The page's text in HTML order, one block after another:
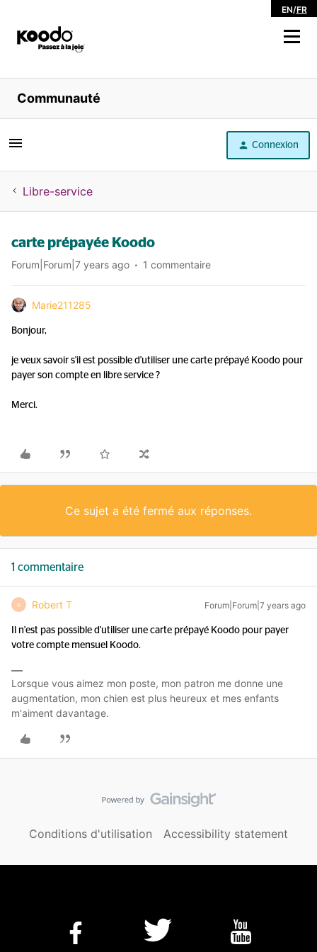
EN/FR
Magasiner
Libre service
Aide
Communauté
Connexion
Libre-service
carte prépayée Koodo
Forum|Forum|7 years ago 1 commentaire
Marie211285
Bonjour,
je veux savoir s'il est possible d'utiliser une carte prépayé Koodo pour
payer son compte en libre service ?
Merci.
Ce sujet a été fermé aux réponses.
1 commentaire
R Robert T Forum|Forum|7 years ago
Il n'est pas possible d'utiliser une carte prépayé Koodo pour payer
votre compte mensuel Koodo.
Lorsque vous aimez mon poste, mon patron me donne une
augmentation, mon chien est plus heureux et mes enfants
m'aiment davantage.
Conditions d'utilisation Accessibility statement